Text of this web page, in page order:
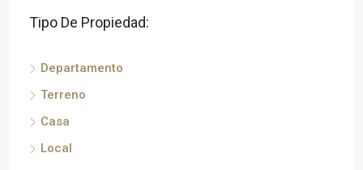
Tipo De Propiedad:
Departamento
Terreno
Casa
Local